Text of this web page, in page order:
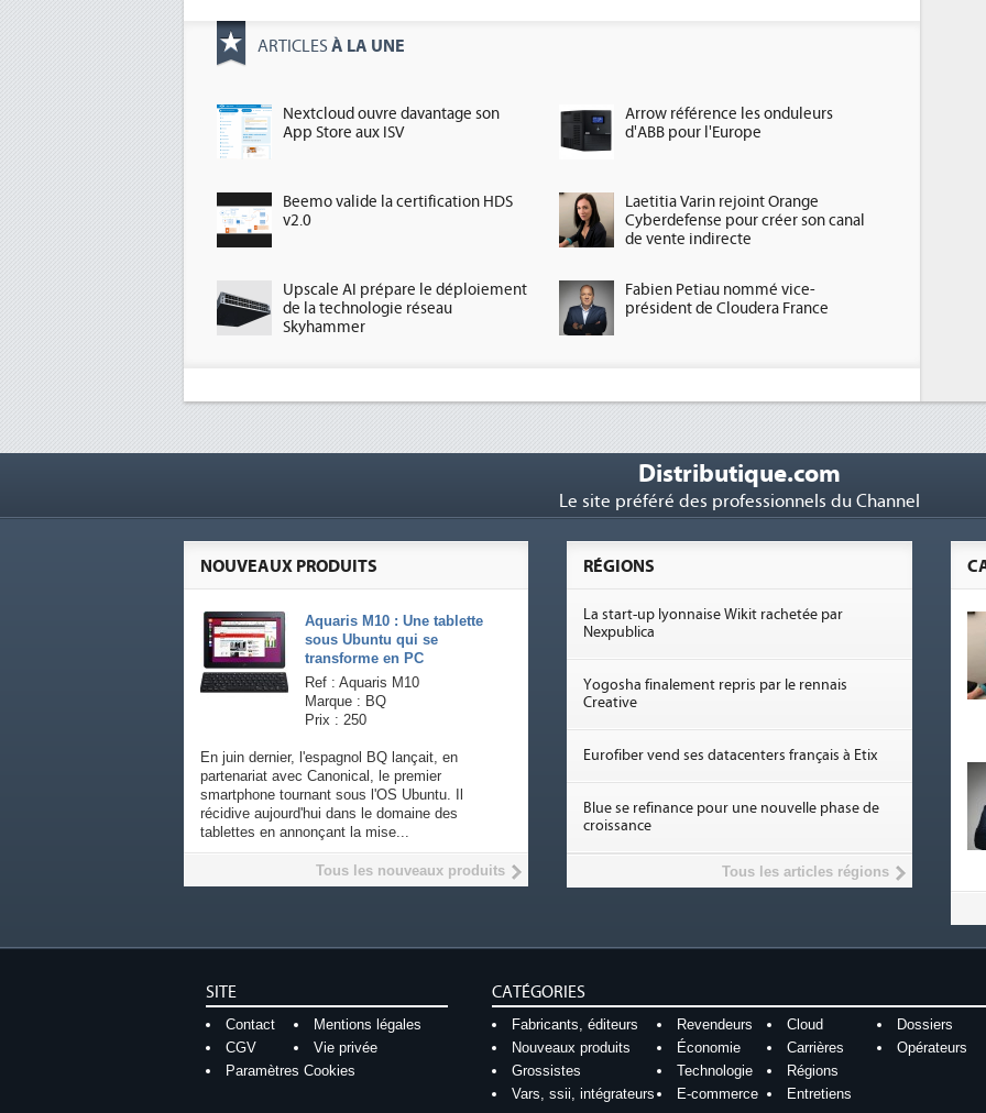
ARTICLES À LA UNE
Nextcloud ouvre davantage son
App Store aux ISV
Arrow référence les onduleurs
d'ABB pour l'Europe
Beemo valide la certification HDS
v2.0
Laetitia Varin rejoint Orange
Cyberdefense pour créer son canal
de vente indirecte
Upscale AI prépare le déploiement
de la technologie réseau
Skyhammer
Fabien Petiau nommé vice-
président de Cloudera France
Distributique.com
Le site préféré des professionnels du Channel
NOUVEAUX PRODUITS
Aquaris M10 : Une tablette
sous Ubuntu qui se
transforme en PC
Ref : Aquaris M10
Marque : BQ
Prix : 250
En juin dernier, l'espagnol BQ lançait, en
partenariat avec Canonical, le premier
smartphone tournant sous l'OS Ubuntu. Il
récidive aujourd'hui dans le domaine des
tablettes en annonçant la mise...
Tous les nouveaux produits
RÉGIONS
La start-up lyonnaise Wikit rachetée par
Nexpublica
Yogosha finalement repris par le rennais
Creative
Eurofiber vend ses datacenters français à Etix
Blue se refinance pour une nouvelle phase de
croissance
Tous les articles régions
SITE
Contact
Mentions légales
CGV
Vie privée
Paramètres Cookies
CATÉGORIES
Fabricants, éditeurs Revendeurs Cloud
Dossiers
Nouveaux produits
Économie Carrières
Opérateurs
Grossistes
Technologie
Régions
Vars, ssii, intégrateurs
E-commerce Entretiens